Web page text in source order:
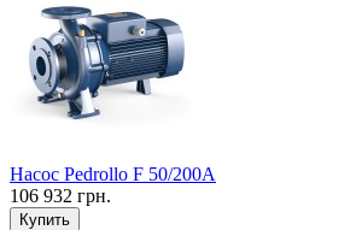
Насос Pedrollo F 50/200A
106 932 грн.
Купить